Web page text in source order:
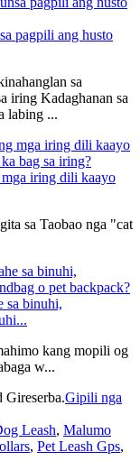
pagpili ang husto
sa
iring Kadaghanan sa
labing ...
iring dili kaayo
sa Taobao nga "cat
sa binuhi,
kang mopili og
w...
Gipili nga
Leash, Malumo
, Pet Leash Gps,